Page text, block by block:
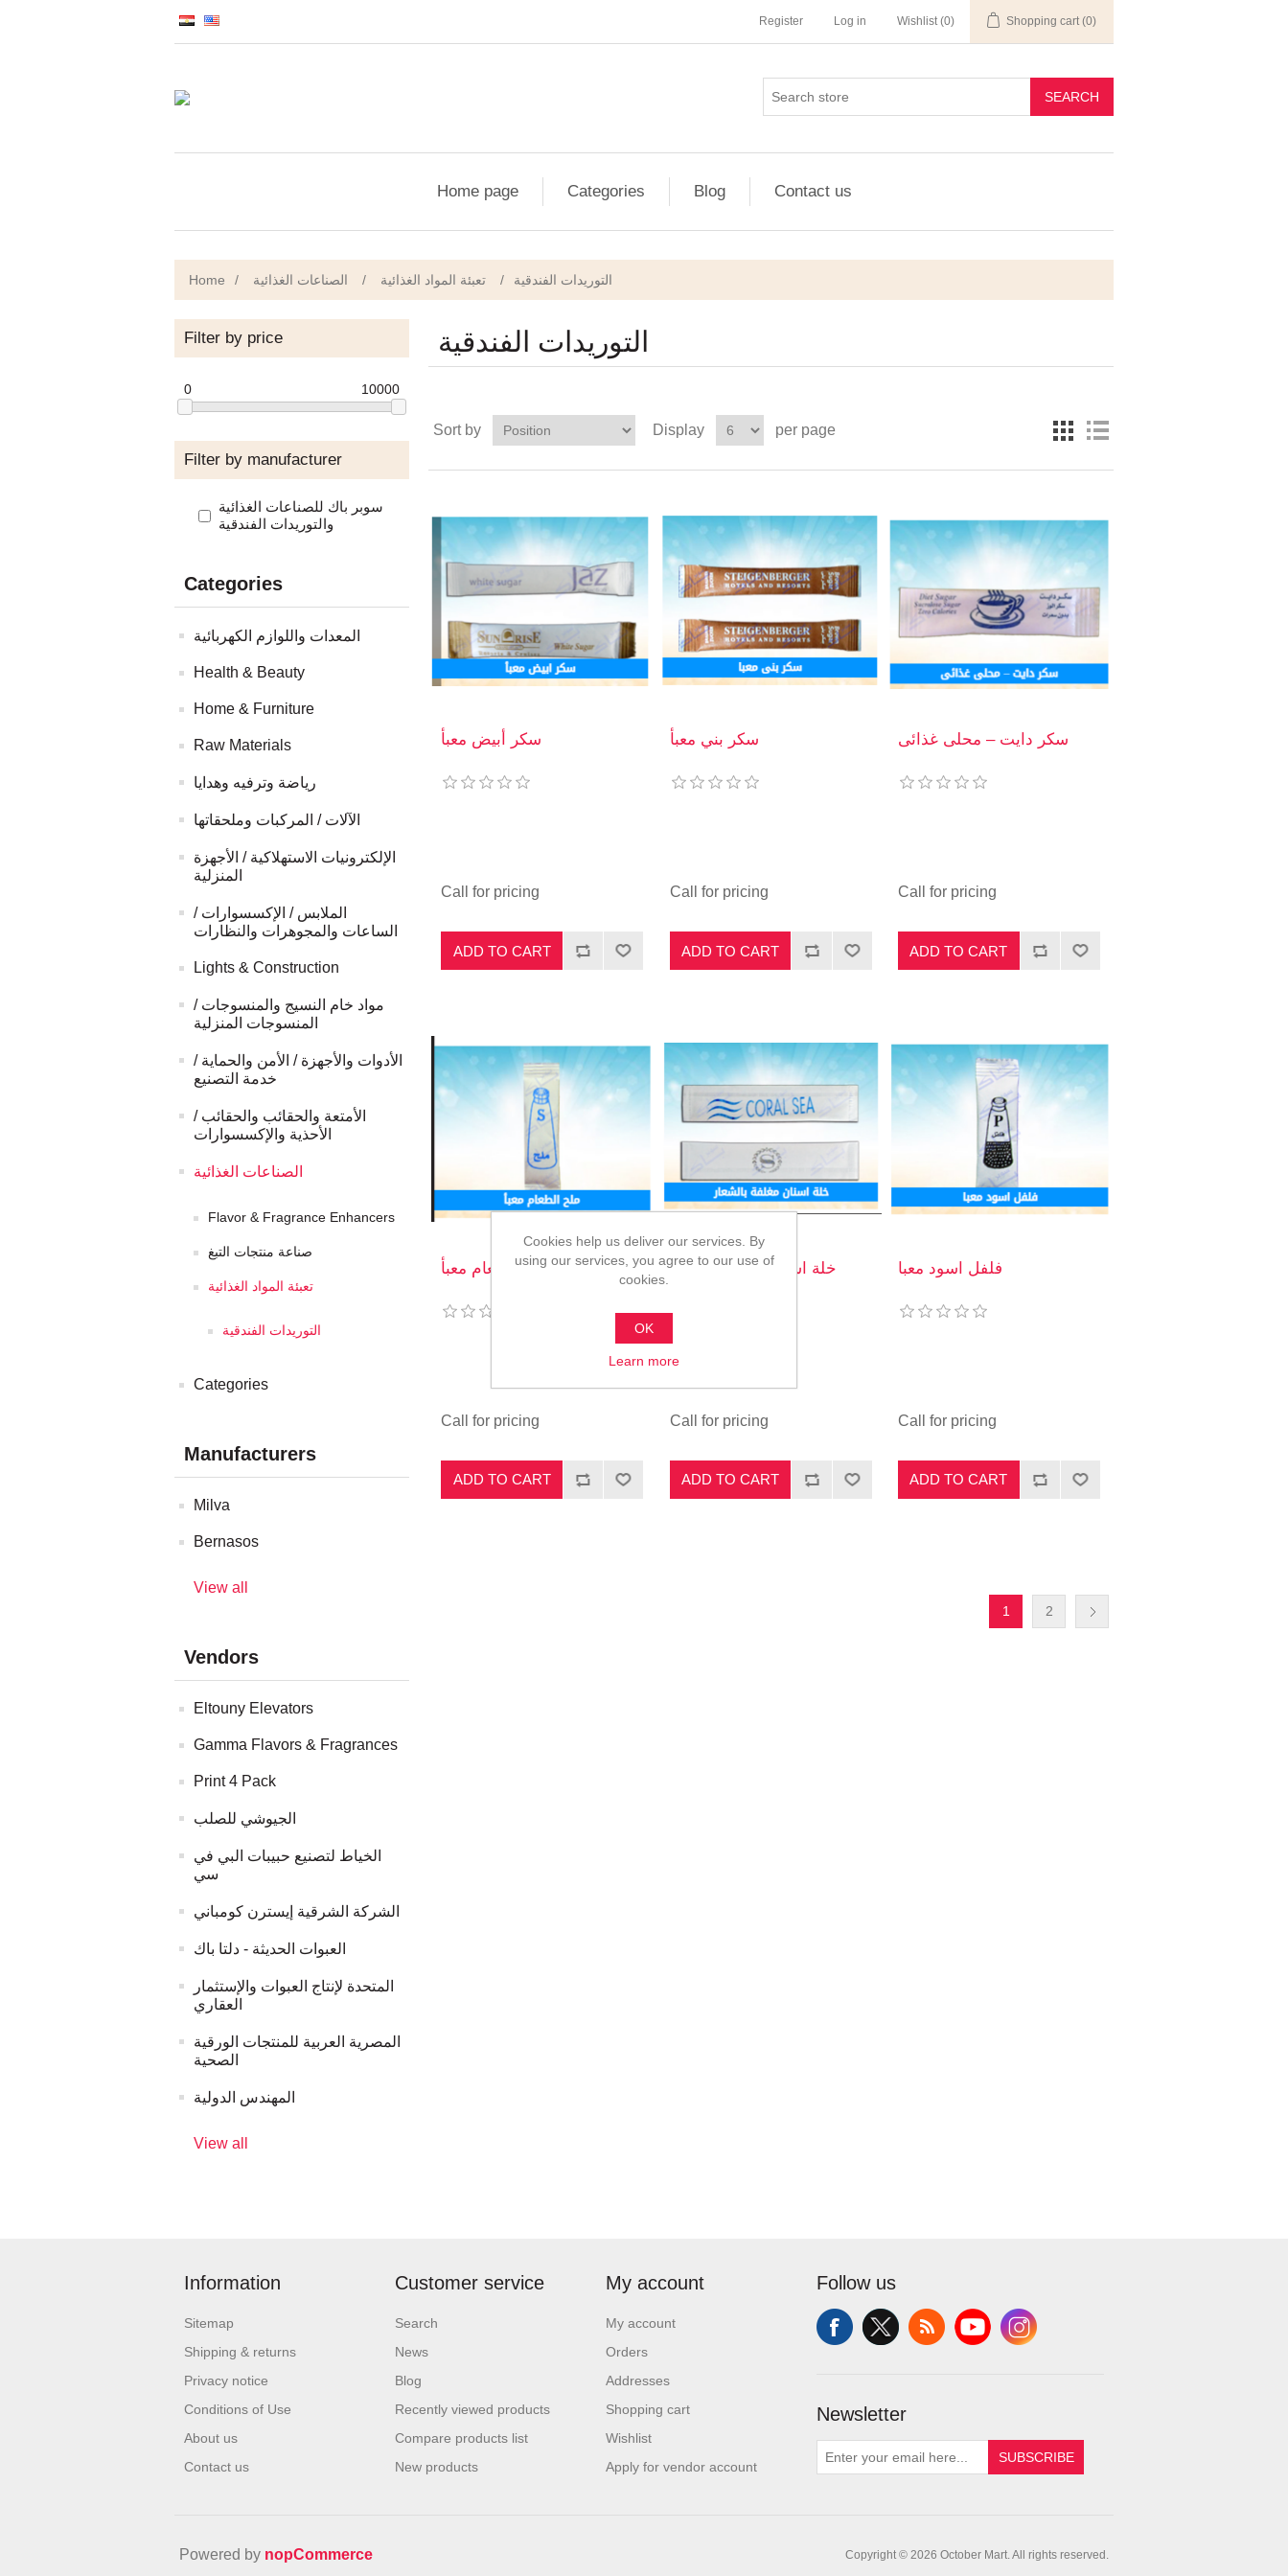
Register Log in Wishlist (0) Shopping cart (0)
SEARCH
Home page Categories Blog Contact us
Home / الصناعات الغذائية / تعبئة المواد الغذائية / التوريدات الفندقية
Filter by price
0 10000
Filter by manufacturer
سوبر باك للصناعات الغذائية
والتوريدات الفندقية
Categories
المعدات واللوازم الكهربائية
Health & Beauty
Home & Furniture
Raw Materials
رياضة وترفيه وهدايا
الآلات / المركبات وملحقاتها
الإلكترونيات الاستهلاكية / الأجهزة
المنزلية
الملابس / الإكسسوارات /
الساعات والمجوهرات والنظارات
Lights & Construction
مواد خام النسيج والمنسوجات /
المنسوجات المنزلية
الأدوات والأجهزة / الأمن والحماية /
خدمة التصنيع
الأمتعة والحقائب والحقائب /
الأحذية والإكسسوارات
الصناعات الغذائية
Flavor & Fragrance Enhancers
صناعة منتجات التبغ
تعبئة المواد الغذائية
التوريدات الفندقية
Categories
Manufacturers
Milva
Bernasos
View all
Vendors
Eltouny Elevators
Gamma Flavors & Fragrances
Print 4 Pack
الجيوشي للصلب
الخياط لتصنيع حبيبات البي في
سي
الشركة الشرقية إيسترن كومباني
العبوات الحديثة - دلتا باك
المتحدة لإنتاج العبوات والإستثمار
العقاري
المصرية العربية للمنتجات الورقية
الصحية
المهندس الدولية
View all
التوريدات الفندقية
Sort by Display per page
سكر أبيض معبأ
Call for pricing
ADD TO CART
سكر بني معبأ
Call for pricing
ADD TO CART
سكر دايت – محلى غذائى
Call for pricing
ADD TO CART
ملح الطعام معبأ
Call for pricing
ADD TO CART
خلة اسنان مغلفة بالشعار
Call for pricing
ADD TO CART
فلفل اسود معبا
Call for pricing
ADD TO CART
1 2
Information
Sitemap
Shipping & returns
Privacy notice
Conditions of Use
About us
Contact us
Customer service
Search
News
Blog
Recently viewed products
Compare products list
New products
My account
My account
Orders
Addresses
Shopping cart
Wishlist
Apply for vendor account
Follow us
Newsletter
SUBSCRIBE
Copyright © 2026 October Mart. All rights reserved.
Powered by nopCommerce
Cookies help us deliver our services. By
using our services, you agree to our use of
cookies.
OK
Learn more